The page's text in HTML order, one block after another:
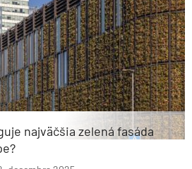
najväčšia zelená fasáda